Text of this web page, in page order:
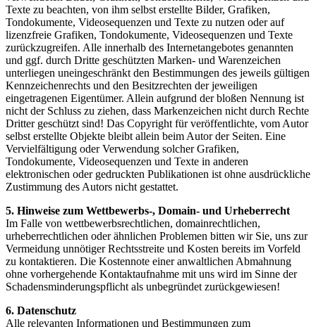
Texte zu beachten, von ihm selbst erstellte Bilder, Grafiken,
Tondokumente, Videosequenzen und Texte zu nutzen oder auf
lizenzfreie Grafiken, Tondokumente, Videosequenzen und Texte
zurückzugreifen. Alle innerhalb des Internetangebotes genannten
und ggf. durch Dritte geschützten Marken- und Warenzeichen
unterliegen uneingeschränkt den Bestimmungen des jeweils gültigen
Kennzeichenrechts und den Besitzrechten der jeweiligen
eingetragenen Eigentümer. Allein aufgrund der bloßen Nennung ist
nicht der Schluss zu ziehen, dass Markenzeichen nicht durch Rechte
Dritter geschützt sind! Das Copyright für veröffentlichte, vom Autor
selbst erstellte Objekte bleibt allein beim Autor der Seiten. Eine
Vervielfältigung oder Verwendung solcher Grafiken,
Tondokumente, Videosequenzen und Texte in anderen
elektronischen oder gedruckten Publikationen ist ohne ausdrückliche
Zustimmung des Autors nicht gestattet.
5. Hinweise zum Wettbewerbs-, Domain- und Urheberrecht
Im Falle von wettbewerbsrechtlichen, domainrechtlichen,
urheberrechtlichen oder ähnlichen Problemen bitten wir Sie, uns zur
Vermeidung unnötiger Rechtsstreite und Kosten bereits im Vorfeld
zu kontaktieren. Die Kostennote einer anwaltlichen Abmahnung
ohne vorhergehende Kontaktaufnahme mit uns wird im Sinne der
Schadensminderungspflicht als unbegründet zurückgewiesen!
6. Datenschutz
Alle relevanten Informationen und Bestimmungen zum